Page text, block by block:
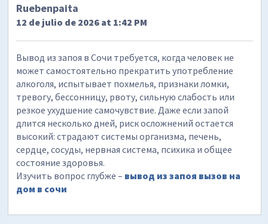
Ruebenpaita
12 de julio de 2026 at 1:42 PM
Вывод из запоя в Сочи требуется, когда человек не
может самостоятельно прекратить употребление
алкоголя, испытывает похмелья, признаки ломки,
тревогу, бессонницу, рвоту, сильную слабость или
резкое ухудшение самочувствие. Даже если запой
длится несколько дней, риск осложнений остается
высокий: страдают системы организма, печень,
сердце, сосуды, нервная система, психика и общее
состояние здоровья.
Изучить вопрос глубже – вывод из запоя вызов на
дом в сочи